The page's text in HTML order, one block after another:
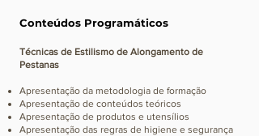
Conteúdos Programáticos
Técnicas de Estilismo de Alongamento de
Pestanas
Apresentação da metodologia de formação
Apresentação de conteúdos teóricos
Apresentação de produtos e utensílios
Apresentação das regras de higiene e segurança